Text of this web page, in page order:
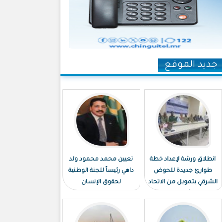
جديد الموقع
انطلاق ورشة لإعداد خطة
طوارئ جديدة للحوض
الشرقي بتمويل من الاتحاد
تعيين محمد محمود ولد
داهي رئيساً للجنة الوطنية
لحقوق الإنسان